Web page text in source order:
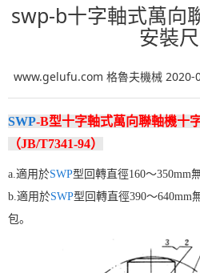
swp-b十字軸式萬向
安裝
www.gelufu.com 格魯夫機械 2020-
SWP-B型十字軸式萬向聯軸機十
（JB/T7341-94）
a.適用於SWP型回轉直徑160～350mm
b.適用於SWP型回轉直徑390～640mm
包。